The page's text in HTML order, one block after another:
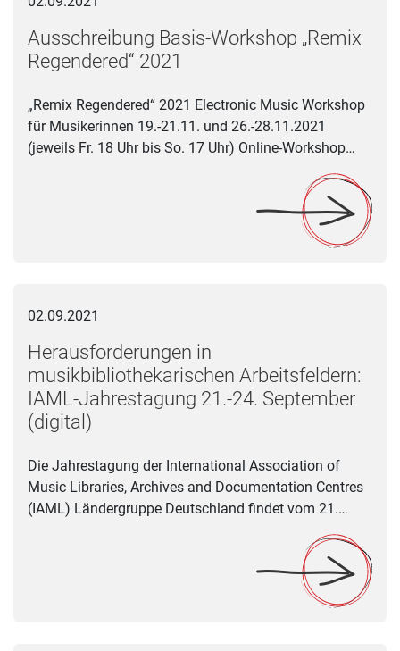
Ausschreibung Basis-Workshop „Remix
Regendered“ 2021
„Remix Regendered“ 2021 Electronic Music Workshop
für Musikerinnen 19.-21.11. und 26.-28.11.2021
(jeweils Fr. 18 Uhr bis So. 17 Uhr) Online-Workshop…
02.09.2021
Herausforderungen in
musikbibliothekarischen Arbeitsfeldern:
IAML-Jahrestagung 21.-24. September
(digital)
Die Jahrestagung der International Association of
Music Libraries, Archives and Documentation Centres
(IAML) Ländergruppe Deutschland findet vom 21.…